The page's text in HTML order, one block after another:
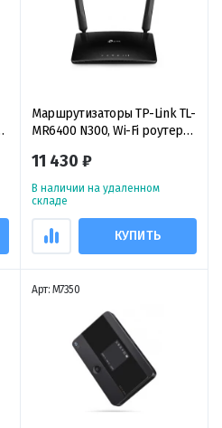
Маршрутизаторы TP-Link TL-
MR6400 N300, Wi-Fi роутер
11 430 ₽
В наличии на удаленном
складе
КУПИТЬ
Арт: M7350